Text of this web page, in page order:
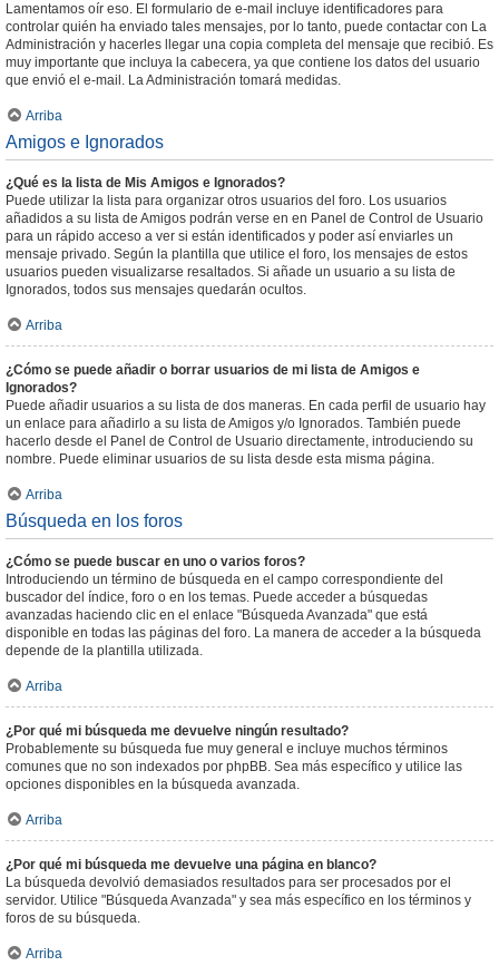
Lamentamos oír eso. El formulario de e-mail incluye identificadores para
controlar quién ha enviado tales mensajes, por lo tanto, puede contactar con La
Administración y hacerles llegar una copia completa del mensaje que recibió. Es
muy importante que incluya la cabecera, ya que contiene los datos del usuario
que envió el e-mail. La Administración tomará medidas.
Arriba
Amigos e Ignorados
¿Qué es la lista de Mis Amigos e Ignorados?
Puede utilizar la lista para organizar otros usuarios del foro. Los usuarios
añadidos a su lista de Amigos podrán verse en en Panel de Control de Usuario
para un rápido acceso a ver si están identificados y poder así enviarles un
mensaje privado. Según la plantilla que utilice el foro, los mensajes de estos
usuarios pueden visualizarse resaltados. Si añade un usuario a su lista de
Ignorados, todos sus mensajes quedarán ocultos.
Arriba
¿Cómo se puede añadir o borrar usuarios de mi lista de Amigos e
Ignorados?
Puede añadir usuarios a su lista de dos maneras. En cada perfil de usuario hay
un enlace para añadirlo a su lista de Amigos y/o Ignorados. También puede
hacerlo desde el Panel de Control de Usuario directamente, introduciendo su
nombre. Puede eliminar usuarios de su lista desde esta misma página.
Arriba
Búsqueda en los foros
¿Cómo se puede buscar en uno o varios foros?
Introduciendo un término de búsqueda en el campo correspondiente del
buscador del índice, foro o en los temas. Puede acceder a búsquedas
avanzadas haciendo clic en el enlace "Búsqueda Avanzada" que está
disponible en todas las páginas del foro. La manera de acceder a la búsqueda
depende de la plantilla utilizada.
Arriba
¿Por qué mi búsqueda me devuelve ningún resultado?
Probablemente su búsqueda fue muy general e incluye muchos términos
comunes que no son indexados por phpBB. Sea más específico y utilice las
opciones disponibles en la búsqueda avanzada.
Arriba
¿Por qué mi búsqueda me devuelve una página en blanco?
La búsqueda devolvió demasiados resultados para ser procesados por el
servidor. Utilice "Búsqueda Avanzada" y sea más específico en los términos y
foros de su búsqueda.
Arriba